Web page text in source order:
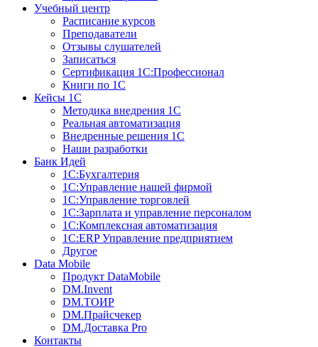
Учебный центр
Расписание курсов
Преподаватели
Отзывы слушателей
Записаться
Сертификация 1С:Профессионал
Книги по 1С
Кейсы 1С
Методика внедрения 1С
Реальная автоматизация
Внедренные решения 1С
Наши разработки
Банк Идей
1С:Бухгалтерия
1С:Управление нашей фирмой
1С:Управление торговлей
1С:Зарплата и управление персоналом
1С:Комплексная автоматизация
1С:ERP Управление предприятием
Другое
Data Mobile
Продукт DataMobile
DM.Invent
DM.ТОИР
DM.Прайсчекер
DM.Доставка Pro
Контакты